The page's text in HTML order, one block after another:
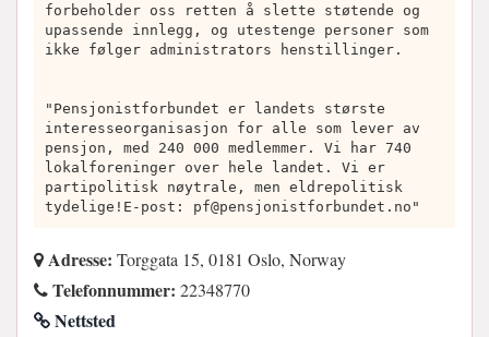
forbeholder oss retten å slette støtende og
upassende innlegg, og utestenge personer som
ikke følger administrators henstillinger.
"Pensjonistforbundet er landets største
interesseorganisasjon for alle som lever av
pensjon, med 240 000 medlemmer. Vi har 740
lokalforeninger over hele landet. Vi er
partipolitisk nøytrale, men eldrepolitisk
tydelige!E-post: pf@pensjonistforbundet.no "
Adresse: Torggata 15, 0181 Oslo, Norway
Telefonnummer: 22348770
Nettsted